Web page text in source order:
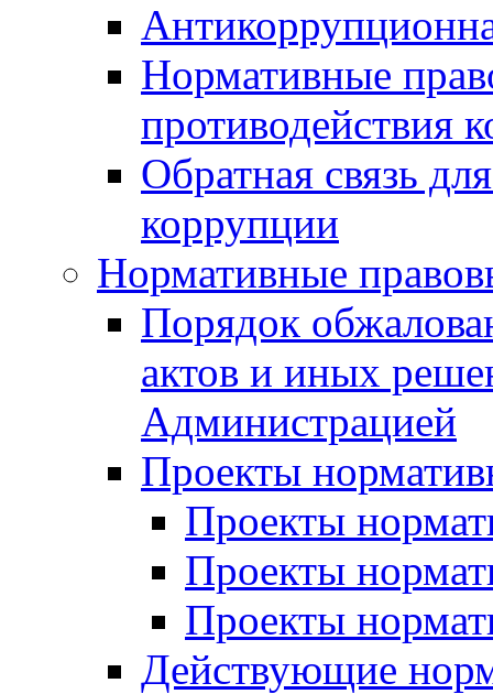
Нормативные
противодействия
Обратная связь
коррупции
Нормативные
Порядок
актов и иных
Администрацией
Проекты
Проекты
Проекты
Проекты
Действующие